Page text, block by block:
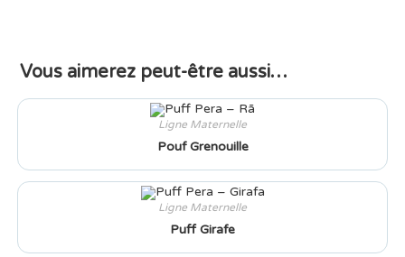
Vous aimerez peut-être aussi…
Ligne Maternelle
Pouf Grenouille
Ligne Maternelle
Puff Girafe